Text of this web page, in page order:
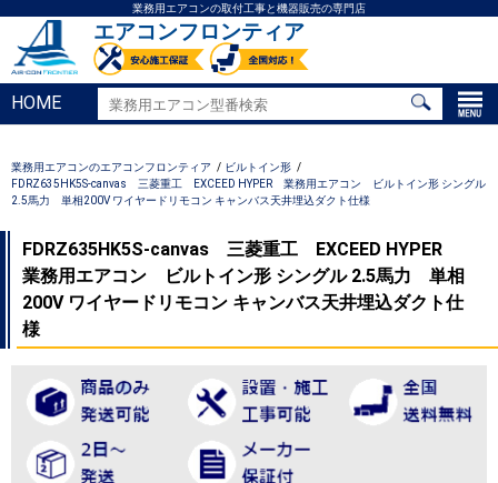
業務用エアコンの取付工事と機器販売の専門店
エアコンフロンティア
HOME
業務用エアコンのエアコンフロンティア
ビルトイン形
FDRZ635HK5S-canvas 三菱重工 EXCEED HYPER 業務用エアコン ビルトイン形 シングル
2.5馬力 単相200V ワイヤードリモコン キャンバス天井埋込ダクト仕様
FDRZ635HK5S-canvas 三菱重工 EXCEED HYPER
業務用エアコン ビルトイン形 シングル 2.5馬力 単相
200V ワイヤードリモコン キャンバス天井埋込ダクト仕
様